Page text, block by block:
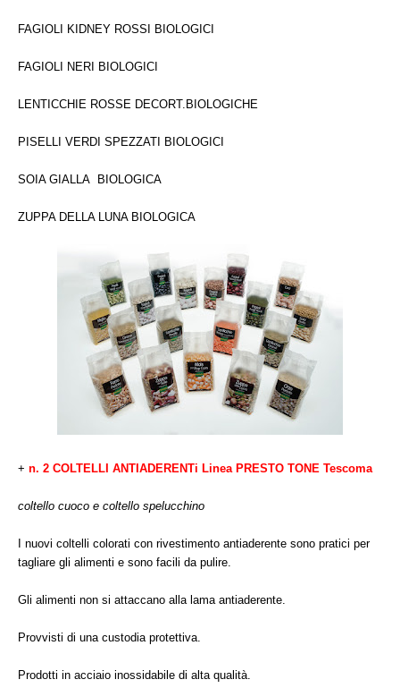
FAGIOLI KIDNEY ROSSI BIOLOGICI
FAGIOLI NERI BIOLOGICI
LENTICCHIE ROSSE DECORT.BIOLOGICHE
PISELLI VERDI SPEZZATI BIOLOGICI
SOIA GIALLA BIOLOGICA
ZUPPA DELLA LUNA BIOLOGICA
+ n. 2 COLTELLI ANTIADERENTi Linea PRESTO TONE Tescoma
coltello cuoco e coltello spelucchino
I nuovi coltelli colorati con rivestimento antiaderente sono pratici per
tagliare gli alimenti e sono facili da pulire.
Gli alimenti non si attaccano alla lama antiaderente.
Provvisti di una custodia protettiva.
Prodotti in acciaio inossidabile di alta qualità.